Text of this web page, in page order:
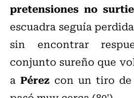
pretensiones no
escuadra seguía
sin encontrar
conjunto sureño que
aPérez con un tiro de